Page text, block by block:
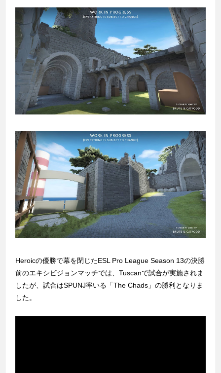
Heroicの優勝で幕を閉じたESL Pro League Season 13の決勝
前のエキシビジョンマッチでは、Tuscanで試合が実施されま
したが、試合はSPUNJ率いる「The Chads」の勝利となりま
した。